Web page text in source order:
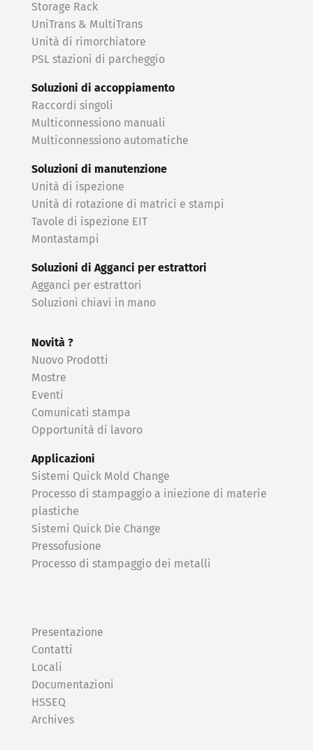
Storage Rack
UniTrans & MultiTrans
Unità di rimorchiatore
PSL stazioni di parcheggio
Soluzioni di accoppiamento
Raccordi singoli
Multiconnessiono manuali
Multiconnessiono automatiche
Soluzioni di manutenzione
Unità di ispezione
Unità di rotazione di matrici e stampi
Tavole di ispezione EIT
Montastampi
Soluzioni di Agganci per estrattori
Agganci per estrattori
Soluzioni chiavi in ​​mano
Novità ?
Nuovo Prodotti
Mostre
Eventi
Comunicati stampa
Opportunità di lavoro
Applicazioni
Sistemi Quick Mold Change
Processo di stampaggio a iniezione di materie
plastiche
Sistemi Quick Die Change
Pressofusione
Processo di stampaggio dei metalli
Presentazione
Contatti
Locali
Documentazioni
HSSEQ
Archives